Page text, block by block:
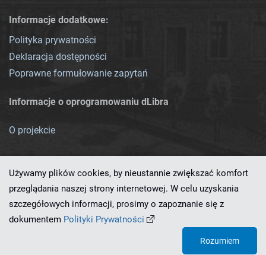
Informacje dodatkowe:
Polityka prywatności
Deklaracja dostępności
Poprawne formułowanie zapytań
Informacje o oprogramowaniu dLibra
O projekcie
Ten serwis działa dzięki oprogramowaniu
Używamy plików cookies, by nieustannie zwiększać komfort
przeglądania naszej strony internetowej. W celu uzyskania
szczegółowych informacji, prosimy o zapoznanie się z
dokumentem Polityki Prywatności
Rozumiem